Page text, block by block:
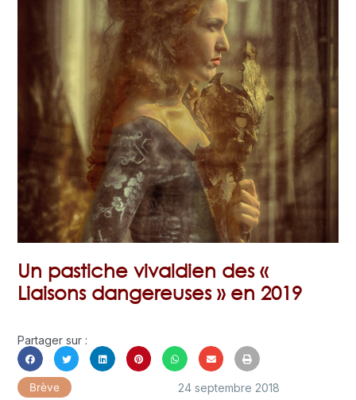
Un pastiche vivaldien des «
Liaisons dangereuses » en 2019
Partager sur :
Brève 24 septembre 2018